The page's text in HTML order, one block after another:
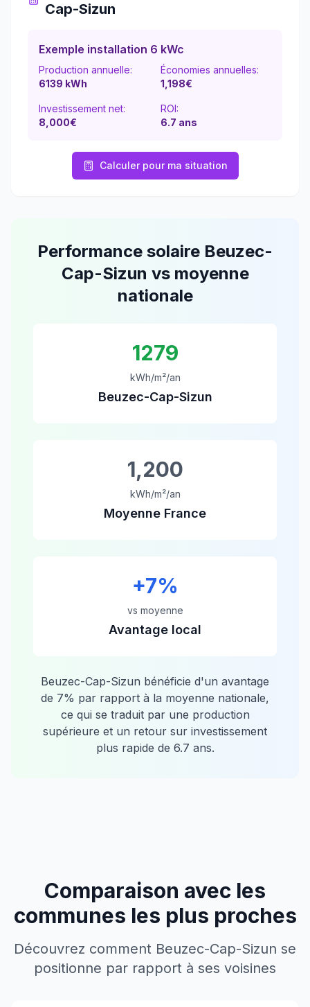
Cap-Sizun
Exemple installation 6 kWc
Production annuelle:
6139 kWh
Économies annuelles:
1,198€
Investissement net:
8,000€
ROI:
6.7 ans
Calculer pour ma situation
Performance solaire Beuzec-
Cap-Sizun vs moyenne
nationale
1279
kWh/m²/an
Beuzec-Cap-Sizun
1,200
kWh/m²/an
Moyenne France
+7%
vs moyenne
Avantage local
Beuzec-Cap-Sizun bénéficie d'un avantage
de 7% par rapport à la moyenne nationale,
ce qui se traduit par une production
supérieure et un retour sur investissement
plus rapide de 6.7 ans.
Comparaison avec les
communes les plus proches
Découvrez comment Beuzec-Cap-Sizun se
positionne par rapport à ses voisines